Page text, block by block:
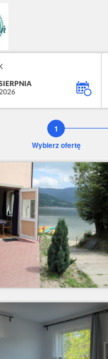
Wybierz ofertę